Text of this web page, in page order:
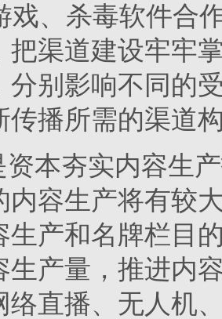
戏、杀毒软件合
把渠道建设牢牢
分别影响不同的
传播所需的渠道
资本夯实内容生
内容生产将有较
生产和名牌栏目
生产量，推进内
络直播、无人机